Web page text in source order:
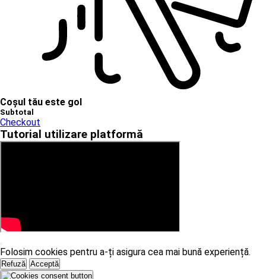
Coșul tău este gol
Subtotal
Checkout
Tutorial utilizare platformă
Folosim cookies pentru a-ți asigura cea mai bună experiență.
Refuză Acceptă